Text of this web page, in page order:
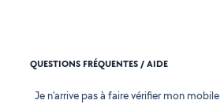
QUESTIONS FRÉQUENTES / AIDE
Je n'arrive pas à faire vérifier mon mobile